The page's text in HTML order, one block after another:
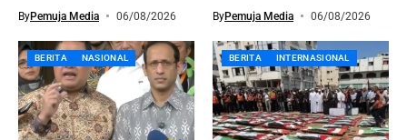
ByPemuja Media 06/08/2026 ByPemuja Media 06/08/2026
BERITA NASIONAL BERITA INTERNASIONAL